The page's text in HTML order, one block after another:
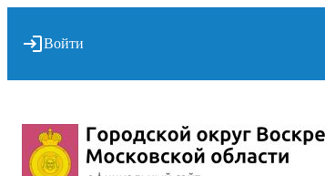
Войти